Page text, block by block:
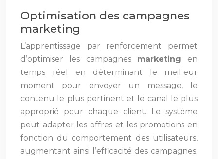
Optimisation des campagnes
marketing
L’apprentissage par renforcement permet
d’optimiser les campagnes marketing en
temps réel en déterminant le meilleur
moment pour envoyer un message, le
contenu le plus pertinent et le canal le plus
approprié pour chaque client. Le système
peut adapter les offres et les promotions en
fonction du comportement des utilisateurs,
augmentant ainsi l’efficacité des campagnes.